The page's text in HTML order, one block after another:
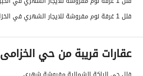
كهرباء
نعم
صرف صحي
نعم
تفاصيل اضافية
فلل 1 غرفة نوم مفروشة للايجار الشهري في الخزامى
عقارات قريبة من حي الخزامى